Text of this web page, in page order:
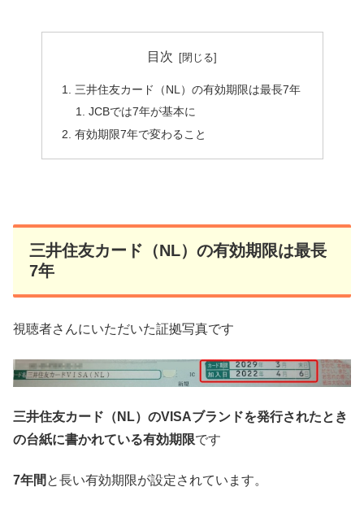
目次
三井住友カード（NL）の有効期限は最長7年
JCBでは7年が基本に
有効期限7年で変わること
三井住友カード（NL）の有効期限は最長
7年
視聴者さんにいただいた証拠写真です
三井住友カード（NL）のVISAブランドを発行されたとき
の台紙に書かれている有効期限です
7年間 と長い有効期限が設定されています。